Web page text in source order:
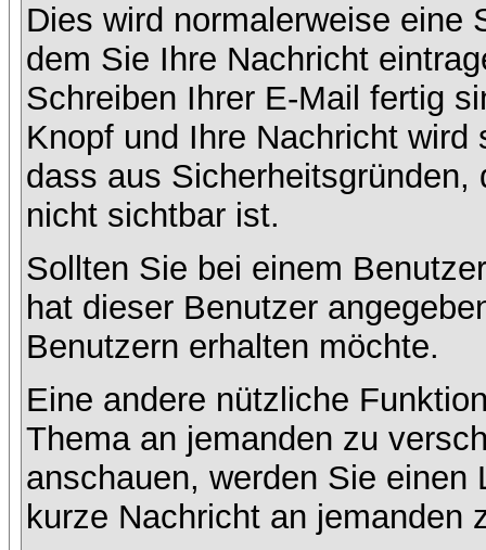
Dies wird normalerweise eine
dem Sie Ihre Nachricht
Schreiben Ihrer E-Mail fertig
Knopf und Ihre Nachricht
dass aus
nicht sichtbar ist.
Sollten Sie bei einem
hat dieser Benutzer
Benutzern erhalten möchte.
Eine andere nützliche
Thema an jemanden zu
anschauen, werden Sie
kurze Nachricht an jemanden